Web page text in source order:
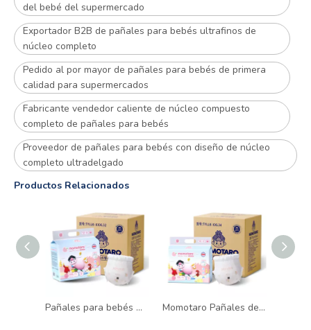
del bebé del supermercado
Exportador B2B de pañales para bebés ultrafinos de
núcleo completo
Pedido al por mayor de pañales para bebés de primera
calidad para supermercados
Fabricante vendedor caliente de núcleo compuesto
completo de pañales para bebés
Proveedor de pañales para bebés con diseño de núcleo
completo ultradelgado
Productos Relacionados
Pañales para bebés Momotaro a prueba de fugas XL XXL estilo de pantalón de algodón de China Momotaro Pañales de algodón para bebés XL XXL Estilo de pantalones a prueba de fugas al por mayor